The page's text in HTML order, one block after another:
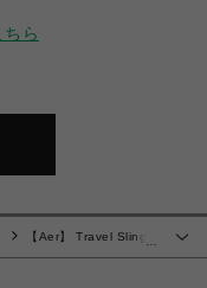
ちら
…
【Aer】 Travel Sling